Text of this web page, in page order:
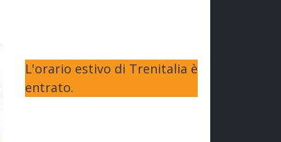
L'orario estivo di Trenitalia è
entrato.